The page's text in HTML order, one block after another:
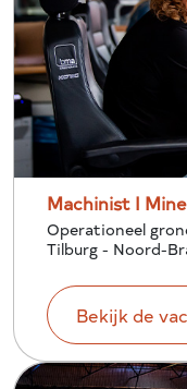
Machinist I
Operationeel
Tilburg - Noord-
Bekijk de